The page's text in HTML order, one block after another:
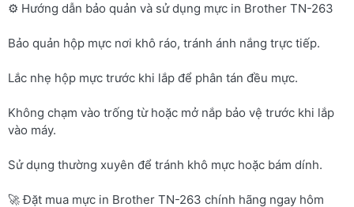
⚙️ Hướng dẫn bảo quản và sử dụng mực in Brother TN-263
Bảo quản hộp mực nơi khô ráo, tránh ánh nắng trực tiếp.
Lắc nhẹ hộp mực trước khi lắp để phân tán đều mực.
Không chạm vào trống từ hoặc mở nắp bảo vệ trước khi lắp
vào máy.
Sử dụng thường xuyên để tránh khô mực hoặc bám dính.
🚀 Đặt mua mực in Brother TN-263 chính hãng ngay hôm